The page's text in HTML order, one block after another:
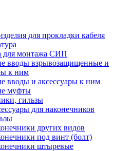
для прокладки кабеля
для монтажа СИП
вводы взрывозащищенные и
к ним
вводы и аксессуары к ним
муфты
гильзы
для наконечников
других видов
под винт (болт)
штыревые